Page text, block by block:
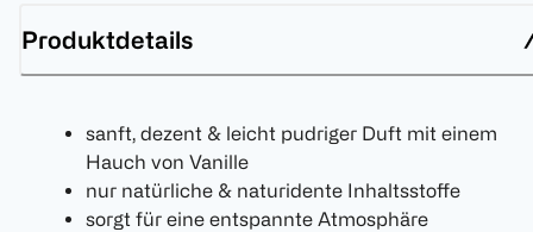
Produktdetails
sanft, dezent & leicht pudriger Duft mit einem
Hauch von Vanille
nur natürliche & naturidente Inhaltsstoffe
sorgt für eine entspannte Atmosphäre